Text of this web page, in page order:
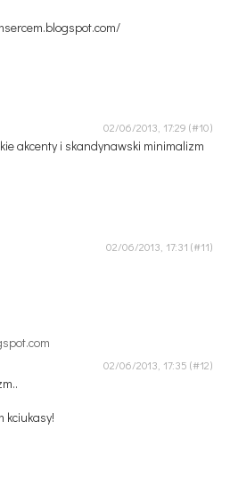
02/06/2013, 17:29
akcenty i skandynawski minimalizm
02/06/2013, 17:31
02/06/2013, 17:35
kciukasy!